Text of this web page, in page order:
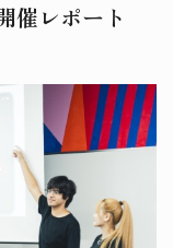
催レポート